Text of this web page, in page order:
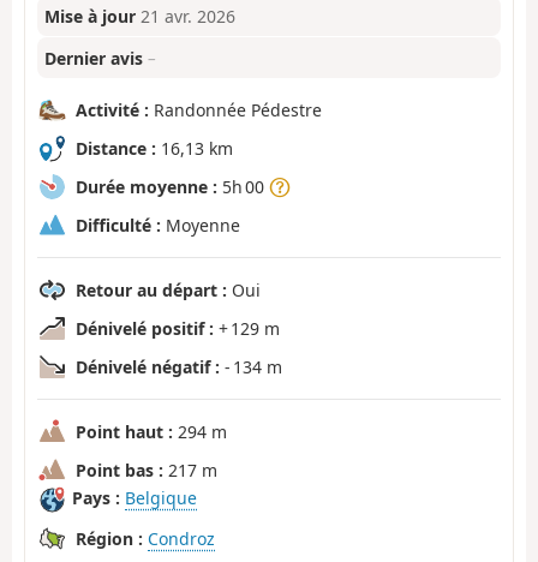
Mise à jour 21 avr. 2026
Dernier avis –
Activité : Randonnée Pédestre
Distance : 16,13 km
Durée moyenne : 5h 00
Difficulté : Moyenne
Retour au départ : Oui
Dénivelé positif : + 129 m
Dénivelé négatif : - 134 m
Point haut : 294 m
Point bas : 217 m
Pays : Belgique
Région : Condroz